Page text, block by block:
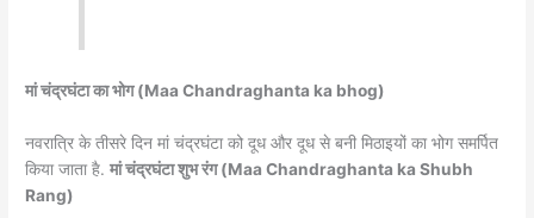
मां चंद्रघंटा का भोग (Maa Chandraghanta ka bhog)
नवरात्रि के तीसरे दिन मां चंद्रघंटा को दूध और दूध से बनी मिठाइयों का भोग समर्पित
किया जाता है.मां चंद्रघंटा शुभ रंग (Maa Chandraghanta ka Shubh
Rang)